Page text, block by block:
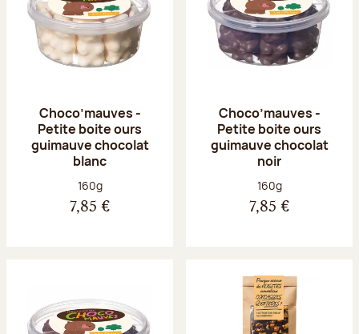
Choco’mauves -
Petite boite ours
guimauve chocolat
blanc
Poids net :
160g
7,85 €
Choco’mauves -
Petite boite ours
guimauve chocolat
noir
Poids net :
160g
7,85 €